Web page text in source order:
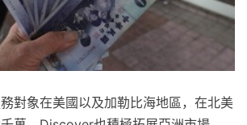
對象在美國以及加勒比海地區，在北美